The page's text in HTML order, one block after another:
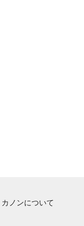
カノンについて